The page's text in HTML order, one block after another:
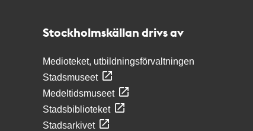
Stockholmskällan drivs av
Medioteket, utbildningsförvaltningen
Stadsmuseet
Medeltidsmuseet
Stadsbiblioteket
Stadsarkivet